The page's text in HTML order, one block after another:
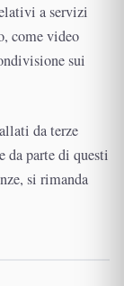
a servizi
come video
sui
da terze
parte di questi
si rimanda